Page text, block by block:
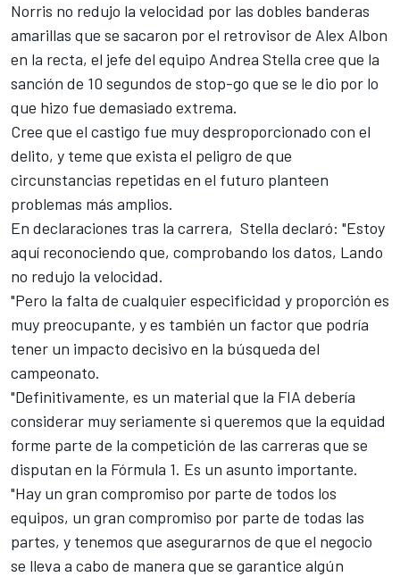
Norris no redujo la velocidad por las dobles banderas
amarillas que se sacaron por el retrovisor de Alex Albon
en la recta, el jefe del equipo Andrea Stella cree que la
sanción de 10 segundos de stop-go que se le dio por lo
que hizo fue demasiado extrema.
Cree que el castigo fue muy desproporcionado con el
delito, y teme que exista el peligro de que
circunstancias repetidas en el futuro planteen
problemas más amplios.
En declaraciones tras la carrera, Stella declaró: "Estoy
aquí reconociendo que, comprobando los datos, Lando
no redujo la velocidad.
"Pero la falta de cualquier especificidad y proporción es
muy preocupante, y es también un factor que podría
tener un impacto decisivo en la búsqueda del
campeonato.
"Definitivamente, es un material que la FIA debería
considerar muy seriamente si queremos que la equidad
forme parte de la competición de las carreras que se
disputan en la Fórmula 1. Es un asunto importante.
"Hay un gran compromiso por parte de todos los
equipos, un gran compromiso por parte de todas las
partes, y tenemos que asegurarnos de que el negocio
se lleva a cabo de manera que se garantice algún